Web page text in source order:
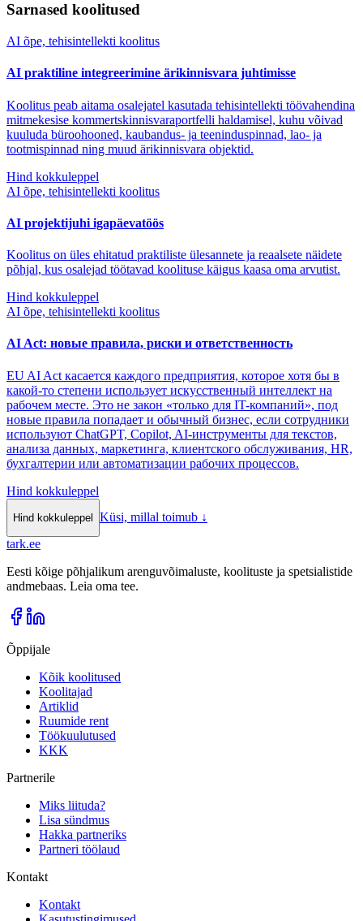
Sarnased koolitused
AI õpe, tehisintellekti koolitus
AI praktiline integreerimine ärikinnisvara juhtimisse
Koolitus peab aitama osalejatel kasutada tehisintellekti töövahendina
mitmekesise kommertskinnisvaraportfelli haldamisel, kuhu võivad
kuuluda büroohooned, kaubandus- ja teeninduspinnad, lao- ja
tootmispinnad ning muud ärikinnisvara objektid.
Hind kokkuleppel
AI õpe, tehisintellekti koolitus
AI projektijuhi igapäevatöös
Koolitus on üles ehitatud praktiliste ülesannete ja reaalsete näidete
põhjal, kus osalejad töötavad koolituse käigus kaasa oma arvutist.
Hind kokkuleppel
AI õpe, tehisintellekti koolitus
AI Act: новые правила, риски и ответственность
EU AI Act касается каждого предприятия, которое хотя бы в
какой-то степени использует искусственный интеллект на
рабочем месте. Это не закон «только для IT-компаний», под
новые правила попадает и обычный бизнес, если сотрудники
используют ChatGPT, Copilot, AI-инструменты для текстов,
анализа данных, маркетинга, клиентского обслуживания, HR,
бухгалтерии или автоматизации рабочих процессов.
Hind kokkuleppel
Hind kokkuleppel Küsi, millal toimub ↓
tark.ee
Eesti kõige põhjalikum arenguvõimaluste, koolituste ja spetsialistide
andmebaas. Leia oma tee.
Õppijale
Kõik koolitused
Koolitajad
Artiklid
Ruumide rent
Töökuulutused
KKK
Partnerile
Miks liituda?
Lisa sündmus
Hakka partneriks
Partneri töölaud
Kontakt
Kontakt